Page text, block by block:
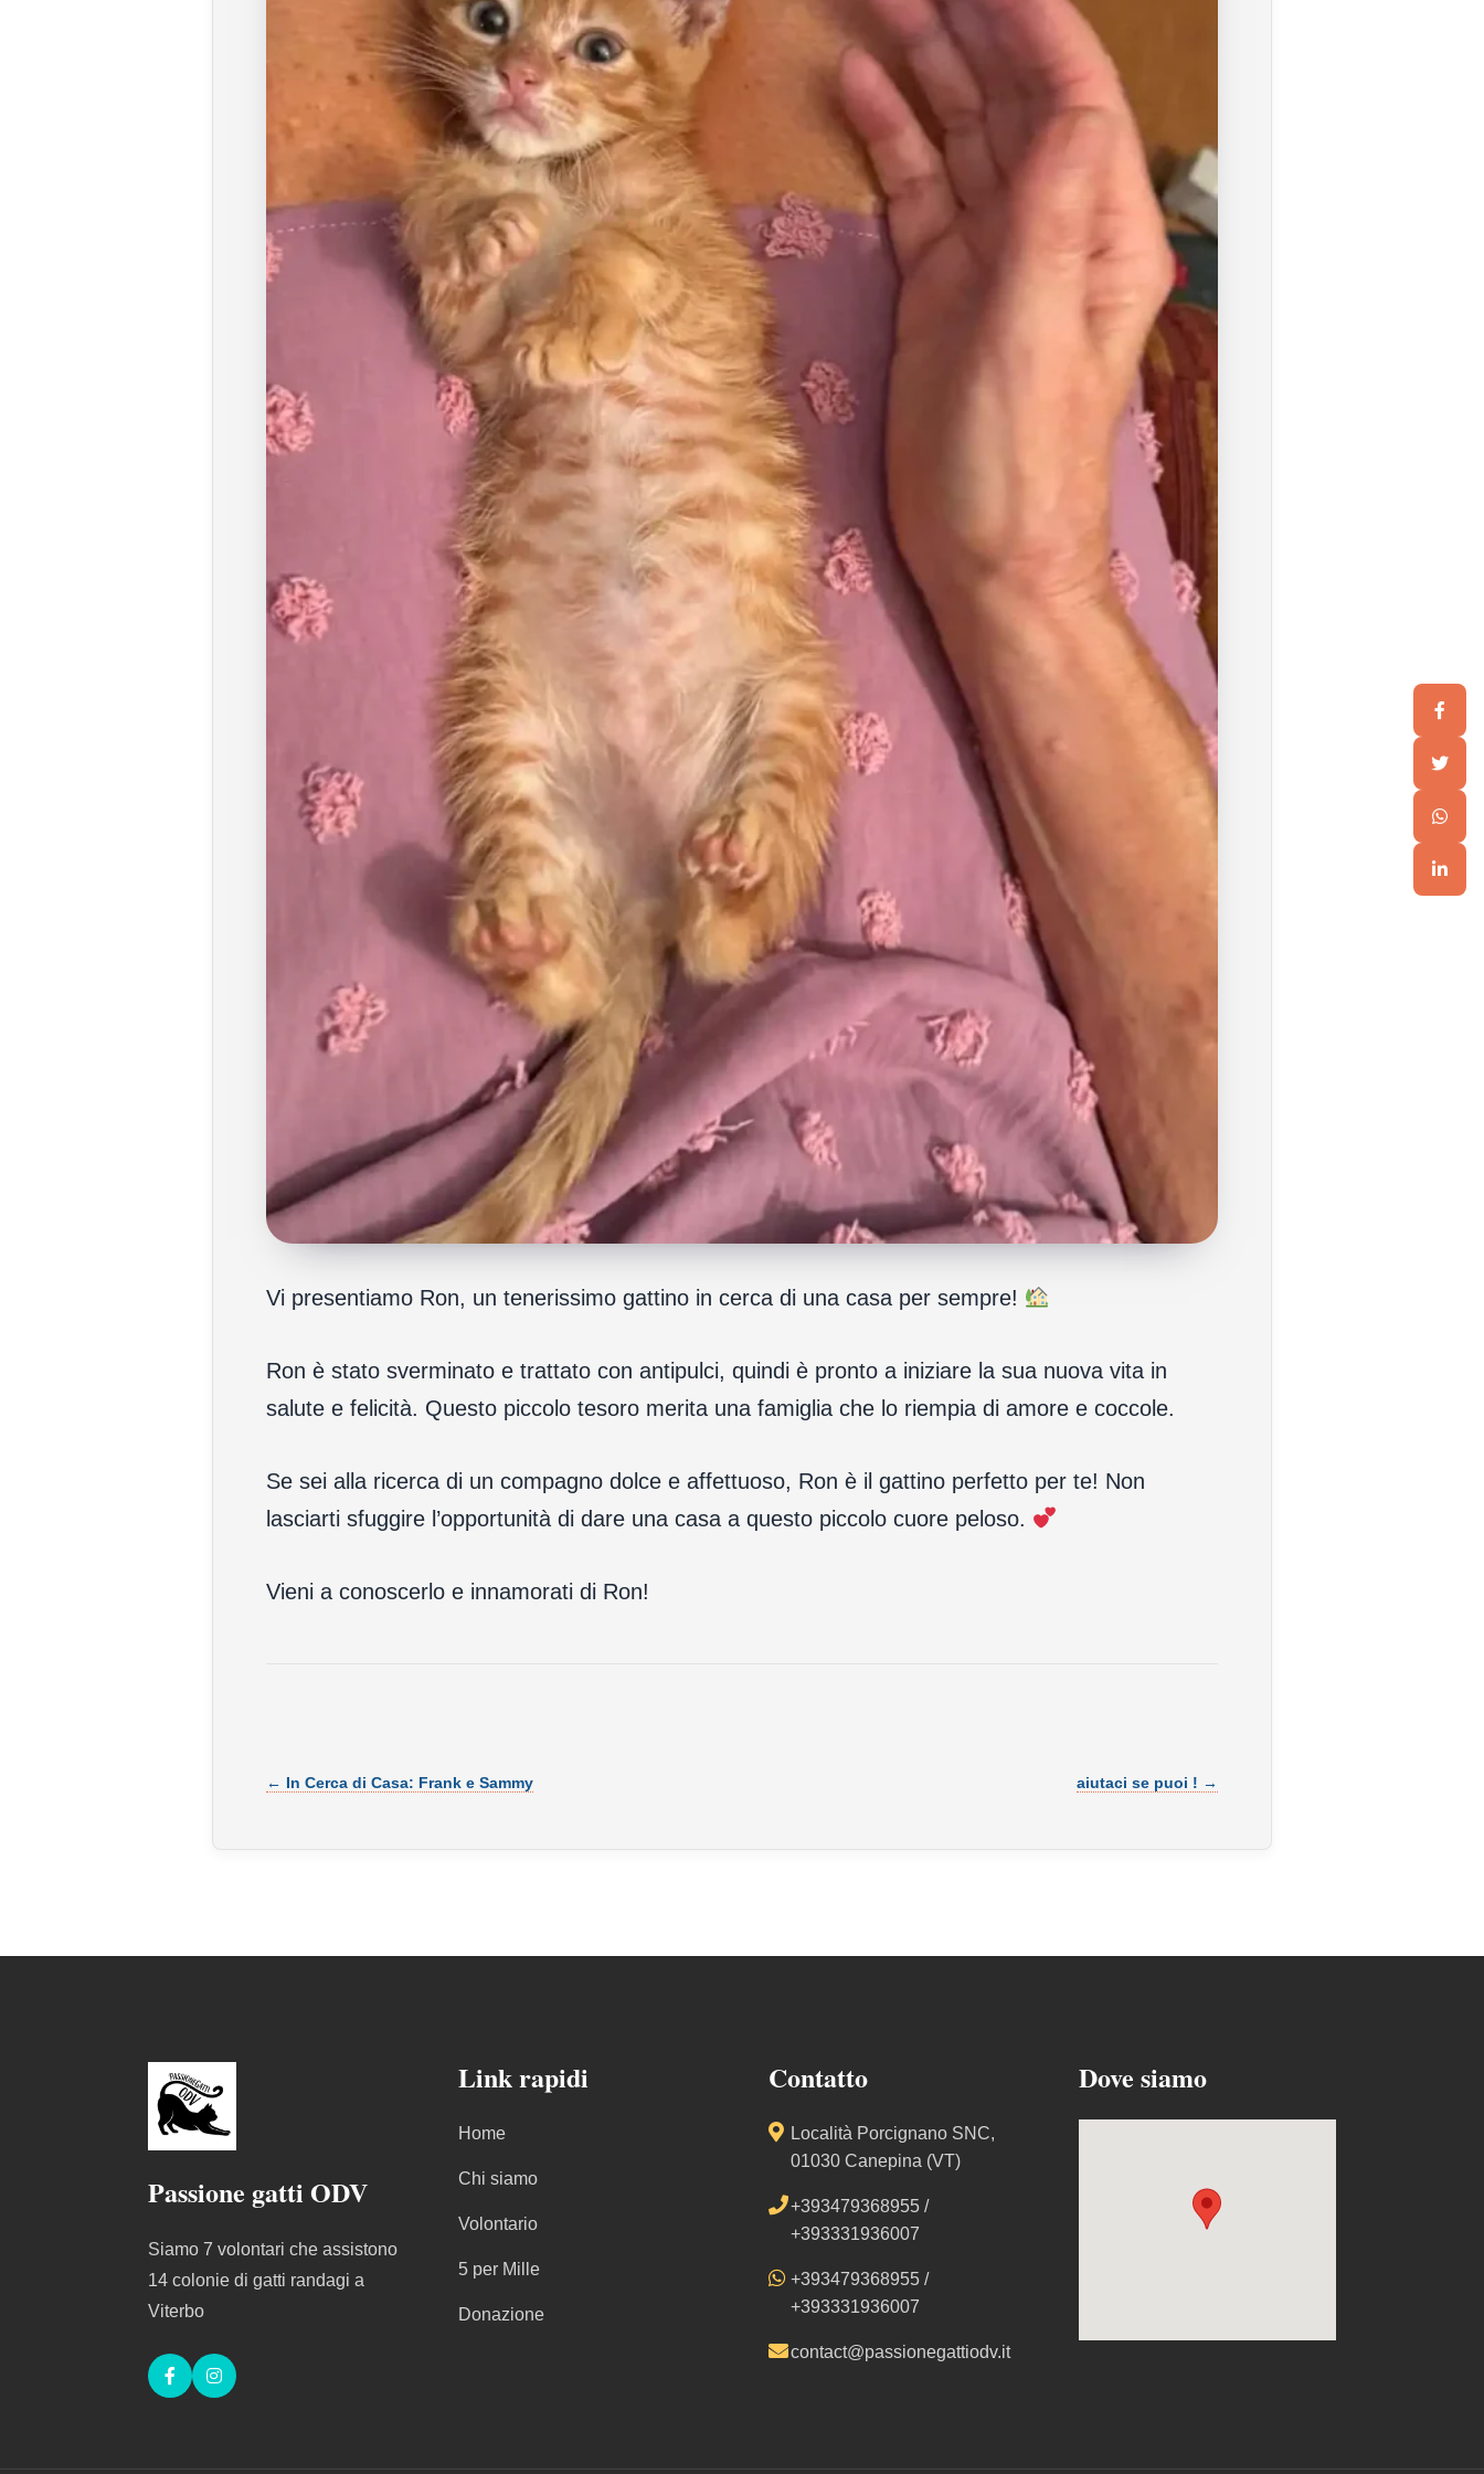
Vi presentiamo Ron, un tenerissimo gattino in cerca di una casa per sempre!
Ron è stato sverminato e trattato con antipulci, quindi è pronto a iniziare la sua nuova vita in
salute e felicità. Questo piccolo tesoro merita una famiglia che lo riempia di amore e coccole.
Se sei alla ricerca di un compagno dolce e affettuoso, Ron è il gattino perfetto per te! Non
lasciarti sfuggire l’opportunità di dare una casa a questo piccolo cuore peloso.
Vieni a conoscerlo e innamorati di Ron!
← In Cerca di Casa: Frank e Sammy aiutaci se puoi ! →
Passione gatti ODV
Siamo 7 volontari che assistono
14 colonie di gatti randagi a
Viterbo
FacebookInstagram
Link rapidi
Home
Chi siamo
Volontario
5 per Mille
Donazione
Contatto
Località Porcignano SNC,
01030 Canepina (VT)
+393479368955 /
+393331936007
+393479368955 /
+393331936007
contact@passionegattiodv.it
Dove siamo